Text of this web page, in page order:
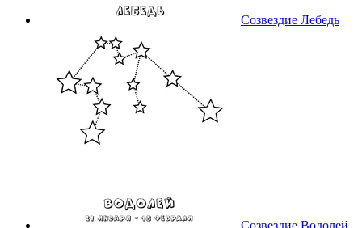
Созвездие Лебедь
Созвездие Водолей